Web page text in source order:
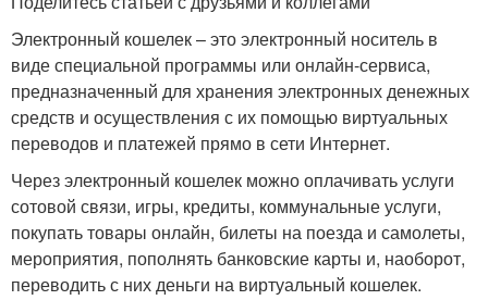
Электронный кошелек – это электронный носитель в
виде специальной программы или онлайн-сервиса,
предназначенный для хранения электронных денежных
средств и осуществления с их помощью виртуальных
переводов и платежей прямо в сети Интернет.
Через электронный кошелек можно оплачивать услуги
сотовой связи, игры, кредиты, коммунальные услуги,
покупать товары онлайн, билеты на поезда и самолеты,
мероприятия, пополнять банковские карты и, наоборот,
переводить с них деньги на виртуальный кошелек.